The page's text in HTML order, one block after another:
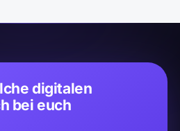
digitalen
bei euch